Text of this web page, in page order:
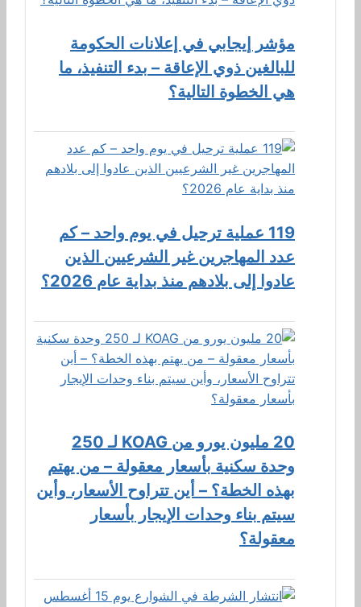
مؤشر إيجابي في إعلانات الحكومة
للبالغين ذوي الإعاقة – بدء التنفيذ، ما
هي الخطوة التالية؟
119 عملية ترحيل في يوم واحد – كم
عدد المهاجرين غير الشرعيين الذين
عادوا إلى بلادهم منذ بداية عام 2026؟
20 مليون يورو من KOAG لـ 250
وحدة سكنية بأسعار معقولة – من يهتم
بهذه الخطة؟ – أين تتراوح الأسعار، وأين
سيتم بناء وحدات الإيجار بأسعار
معقولة؟